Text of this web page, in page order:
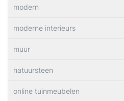
modern
moderne interieurs
muur
natuursteen
online tuinmeubelen